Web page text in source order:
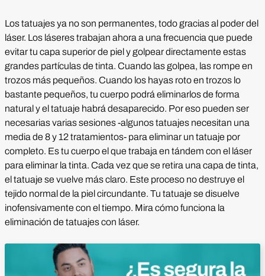
Los tatuajes ya no son permanentes, todo gracias al poder del
láser. Los láseres trabajan ahora a una frecuencia que puede
evitar tu capa superior de piel y golpear directamente estas
grandes partículas de tinta. Cuando las golpea, las rompe en
trozos más pequeños. Cuando los hayas roto en trozos lo
bastante pequeños, tu cuerpo podrá eliminarlos de forma
natural y el tatuaje habrá desaparecido. Por eso pueden ser
necesarias varias sesiones -algunos tatuajes necesitan una
media de 8 y 12 tratamientos- para eliminar un tatuaje por
completo. Es tu cuerpo el que trabaja en tándem con el láser
para eliminar la tinta. Cada vez que se retira una capa de tinta,
el tatuaje se vuelve más claro. Este proceso no destruye el
tejido normal de la piel circundante. Tu tatuaje se disuelve
inofensivamente con el tiempo. Mira cómo funciona la
eliminación de tatuajes con láser.